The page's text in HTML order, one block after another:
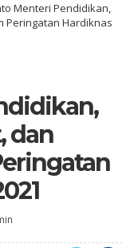
Menteri Pendidikan,
Peringatan Hardiknas
dan